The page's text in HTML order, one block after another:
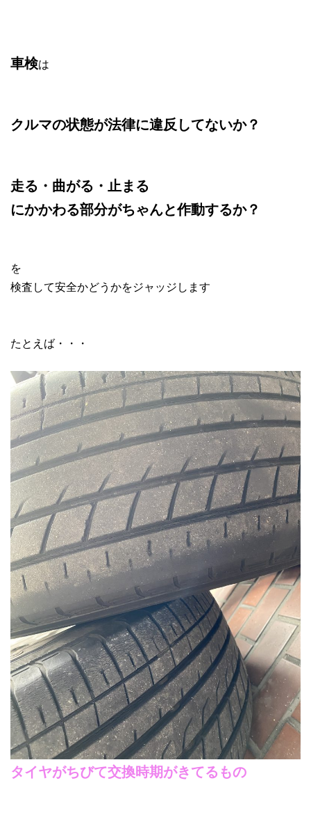
車検は
クルマの状態が法律に違反してないか？
走る・曲がる・止まる
にかかわる部分がちゃんと作動するか？
を
検査して安全かどうかをジャッジします
たとえば・・・
タイヤがちびて交換時期がきてるもの